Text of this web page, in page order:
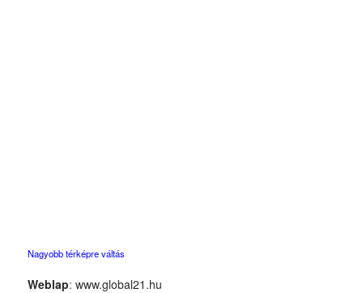
Nagyobb térképre váltás
Weblap: www.global21.hu